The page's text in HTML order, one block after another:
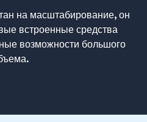
на масштабирование, он
встроенные средства
возможности большого